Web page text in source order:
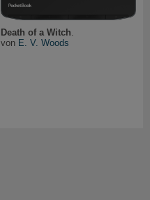
Death of a Witch.
von E. V. Woods